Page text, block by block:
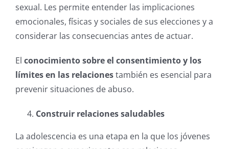
sexual. Les permite entender las implicaciones
emocionales, físicas y sociales de sus elecciones y a
considerar las consecuencias antes de actuar.
El conocimiento sobre el consentimiento y los
límites en las relacionestambién es esencial para
prevenir situaciones de abuso.
Construir relaciones saludables
La adolescencia es una etapa en la que los jóvenes